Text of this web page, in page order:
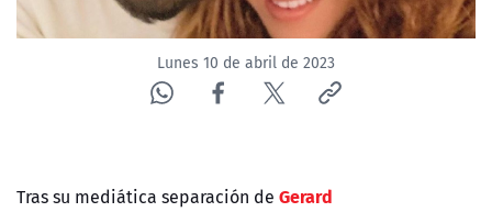
CANAL DE DENUNCIAS
ÁREA DE PROYECTOSLunes 10 de abril de 2023
Tras su mediática separación de Gerard